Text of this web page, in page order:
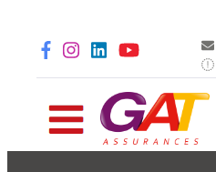
Social menu